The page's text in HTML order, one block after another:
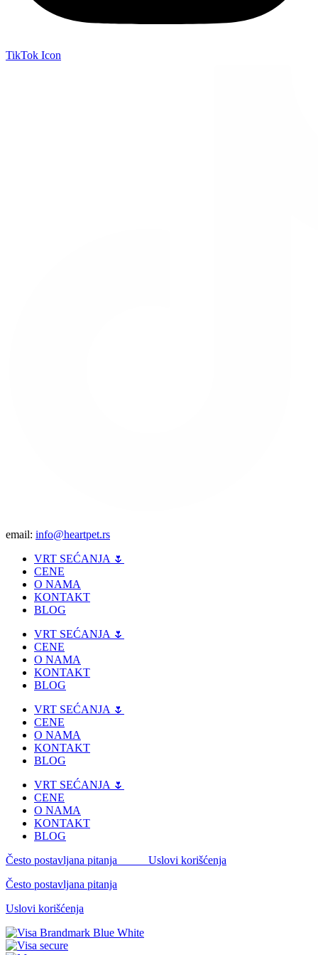
TikTok Icon
email: info@heartpet.rs
VRT SEĆANJA 🌷
CENE
O NAMA
KONTAKT
BLOG
VRT SEĆANJA 🌷
CENE
O NAMA
KONTAKT
BLOG
VRT SEĆANJA 🌷
CENE
O NAMA
KONTAKT
BLOG
VRT SEĆANJA 🌷
CENE
O NAMA
KONTAKT
BLOG
Često postavljana pitanja
Uslovi korišćenja
Često postavljana pitanja
Uslovi korišćenja